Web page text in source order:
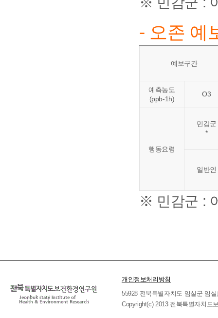
- 오존 예
예보구간
예측농도
(ppb-1h)
O3
행동요령
민감군
*
일반인
※ 민감군 :
개인정보처리방침
55928 전북특별자치도 임실군 임
Copyright(c) 2013 전북특별자치도